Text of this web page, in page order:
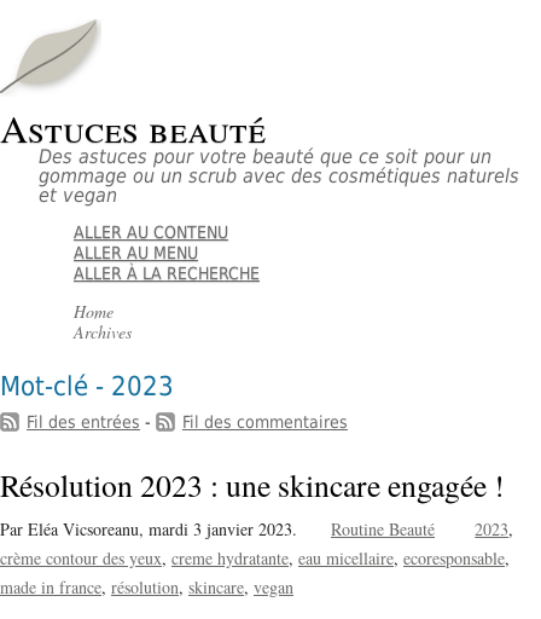
Astuces beauté
Des astuces pour votre beauté que ce soit pour un
gommage ou un scrub avec des cosmétiques naturels
et vegan
ALLER AU CONTENU
ALLER AU MENU
ALLER À LA RECHERCHE
Home
Archives
Mot-clé - 2023
Fil des entrées - Fil des commentaires
Résolution 2023 : une skincare engagée !
Par Eléa Vicsoreanu, mardi 3 janvier 2023. Routine Beauté
2023
crème contour des yeux creme hydratante eau micellaire ecoresponsable
made in france résolution skincare vegan